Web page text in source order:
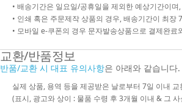
• 배송기간은 일요일/공휴일을 제외한 예상기간이
• 인쇄 혹은 주문제작 상품의 경우, 배송기간이 최장
• 모바일 e-쿠폰의 경우 문자발송상품으로 결제완
교환/반품정보
반품/교환 시 대표 유의사항은 아래와 같습니다.
실제 상품, 용역 등을 제공받은 날로부터 7일 이내
(표시, 광고와 상이 : 물품 수령 후 3개월 이내 & 그